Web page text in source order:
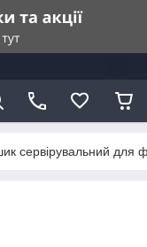
сервірувальний для